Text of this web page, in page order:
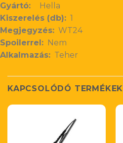
Gyártó:
Hella
Kiszerelés (db): 1
Megjegyzés: WT24
Spoilerrel: Nem
Alkalmazás: Teher
KAPCSOLÓDÓ TERMÉKEK